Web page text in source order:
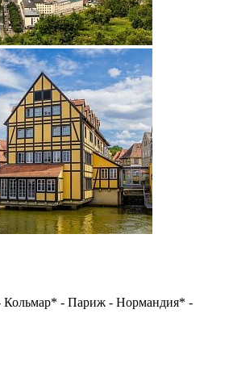
Кольмар* - Париж - Нормандия* -